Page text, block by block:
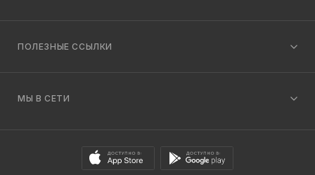
ПОЛЕЗНЫЕ ССЫЛКИ
МЫ В СЕТИ